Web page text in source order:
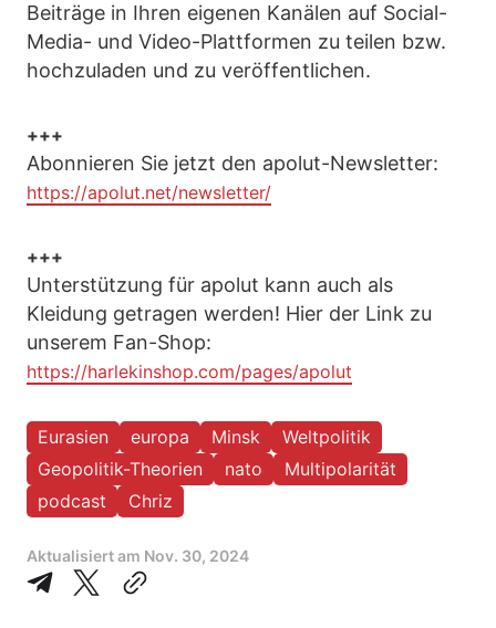
Beiträge in Ihren eigenen Kanälen auf Social-
Media- und Video-Plattformen zu teilen bzw.
hochzuladen und zu veröffentlichen.
+++
Abonnieren Sie jetzt den apolut-Newsletter:
https://apolut.net/newsletter/
+++
Unterstützung für apolut kann auch als
Kleidung getragen werden! Hier der Link zu
unserem Fan-Shop:
https://harlekinshop.com/pages/apolut
Eurasien europa Minsk
Weltpolitik
Geopolitik-Theorien
nato
Multipolarität
podcast
Chriz
Aktualisiert am Nov. 30, 2024